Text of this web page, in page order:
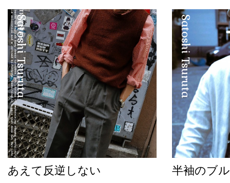
Satoshi Tsuruta
あえて反逆しない
Satoshi Tsuruta
半袖のブ